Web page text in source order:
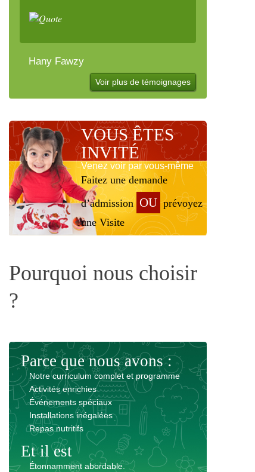
Hany Fawzy
Voir plus de témoignages
VOUS ÊTES
INVITÉ
Venez voir par vous-même
Faitez une demande
d’admission OU prévoyez
une Visite
Pourquoi nous choisir
?
Parce que nous avons :
Notre curriculum complet et programme
Activités enrichies
Événements spéciaux
Installations inégalées
Repas nutritifs
Et il est
Étonnamment abordable.